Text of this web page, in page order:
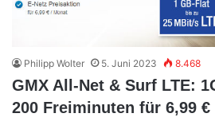
Philipp Wolter 5. Juni 2023 8.468
GMX All-Net & Surf LTE:
200 Freiminuten für 6,99 €